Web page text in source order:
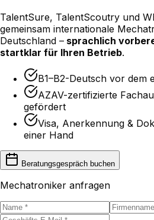
TalentSure, TalentScoutry und
gemeinsam internationale
Deutschland – sprachlich
startklar für Ihren Betrieb.
B1–B2-Deutsch vor dem
AZAV-zertifizierte
gefördert
Visa, Anerkennung &
einer Hand
Beratungsgespräch buchen
Mechatroniker anfragen